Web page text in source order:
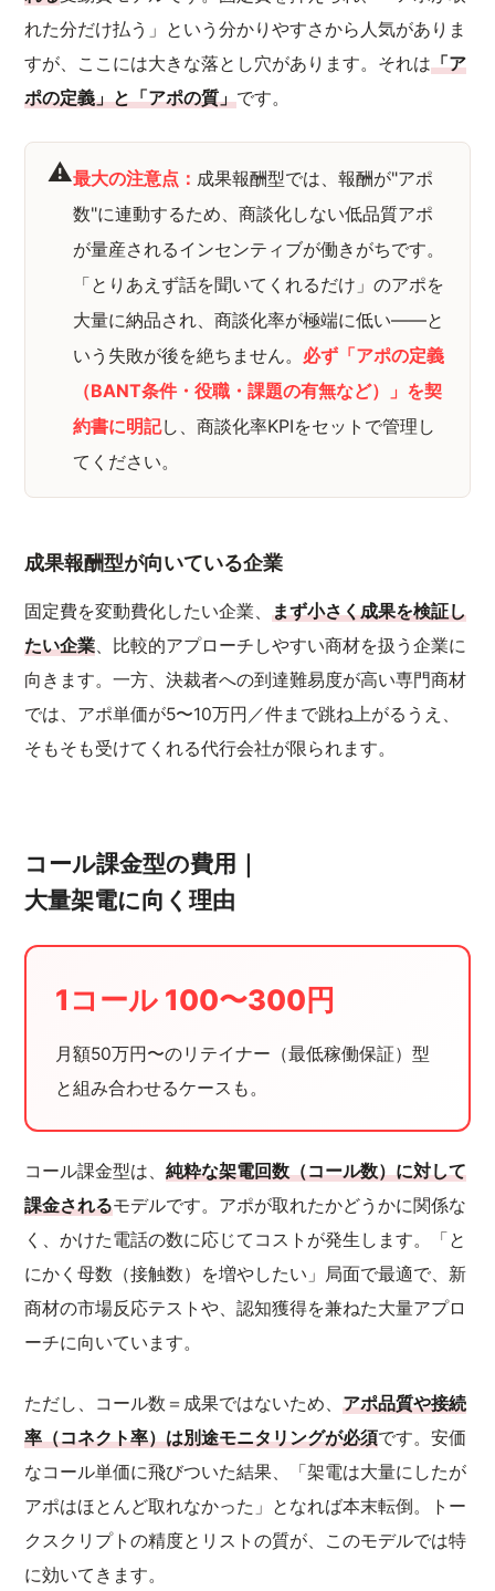
れた分だけ払う」という分かりやすさから人気がありま
すが、ここには大きな落とし穴があります。それは「ア
ポの定義」と「アポの質」です。
⚠️最大の注意点： 成果報酬型では、報酬が"アポ
数"に連動するため、商談化しない低品質アポ
が量産されるインセンティブが働きがちです。
「とりあえず話を聞いてくれるだけ」のアポを
大量に納品され、商談化率が極端に低い——と
いう失敗が後を絶ちません。 必ず「アポの定義
（BANT条件・役職・課題の有無など）」を契
約書に明記し、商談化率KPIをセットで管理し
てください。
成果報酬型が向いている企業
固定費を変動費化したい企業、まず小さく成果を検証し
たい企業、比較的アプローチしやすい商材を扱う企業に
向きます。一方、決裁者への到達難易度が高い専門商材
では、アポ単価が5〜10万円／件まで跳ね上がるうえ、
そもそも受けてくれる代行会社が限られます。
コール課金型の費用｜
大量架電に向く理由
1コール 100〜300円
月額50万円〜のリテイナー（最低稼働保証）型
と組み合わせるケースも。
コール課金型は、純粋な架電回数（コール数）に対して
課金されるモデルです。アポが取れたかどうかに関係な
く、かけた電話の数に応じてコストが発生します。「と
にかく母数（接触数）を増やしたい」局面で最適で、新
商材の市場反応テストや、認知獲得を兼ねた大量アプロ
ーチに向いています。
ただし、コール数＝成果ではないため、アポ品質や接続
率（コネクト率）は別途モニタリングが必須です。安価
なコール単価に飛びついた結果、「架電は大量にしたが
アポはほとんど取れなかった」となれば本末転倒。トー
クスクリプトの精度とリストの質が、このモデルでは特
に効いてきます。